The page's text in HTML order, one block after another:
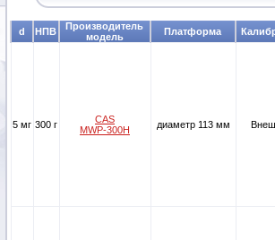
d НПВ
Производитель
модель
Платформа
5 мг 300 г
CAS
MWP-300H
диаметр 113 мм